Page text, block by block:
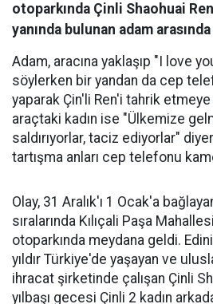
otoparkında Çinli Shaohuai
yanında bulunan adam arasında
Adam, aracına yaklaşıp "I love
söylerken bir yandan da cep
yaparak Çin'li Ren'i tahrik etmeye
araçtaki kadın ise "Ülkemize
saldırıyorlar, taciz ediyorlar"
tartışma anları cep telefonu
Olay, 31 Aralık'ı 1 Ocak'a
sıralarında Kılıçali Paşa
otoparkında meydana geldi.
yıldır Türkiye'de yaşayan ve
ihracat şirketinde çalışan Çinli
yılbaşı gecesi Çinli 2 kadın